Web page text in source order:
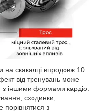
на скакалці впродовж 10
від тренувань може
з іншими формами кардіо:
сходинки,
з